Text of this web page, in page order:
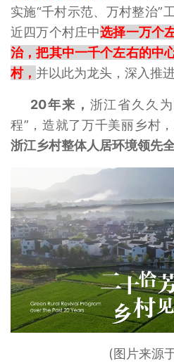
实施“千村示范、万村整治”
近四万个村庄中选择一万个
治，把其中一千个左右的中
村， 并以此为龙头，深入推
20年来， 浙江省久久
程”，造就了万千美丽乡村
浙江乡村整体人居环境领先全
(图片来源